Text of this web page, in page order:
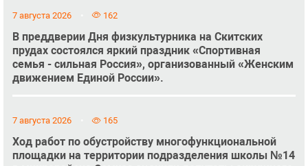
7 августа 2026 162
В преддверии Дня физкультурника на Скитских
прудах состоялся яркий праздник «Спортивная
семья - сильная Россия», организованный «Женским
движением Единой России».
7 августа 2026 165
Ход работ по обустройству многофункциональной
площадки на территории подразделения школы №14